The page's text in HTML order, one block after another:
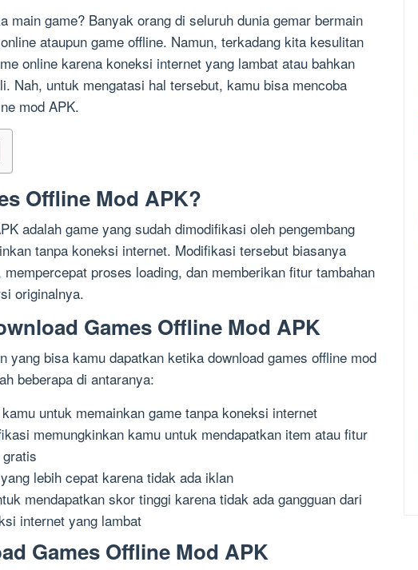
main game? Banyak orang di seluruh dunia gemar bermain
ataupun game offline. Namun, terkadang kita kesulitan
online karena koneksi internet yang lambat atau bahkan
Nah, untuk mengatasi hal tersebut, kamu bisa mencoba
mod APK.
Offline Mod APK?
adalah game yang sudah dimodifikasi oleh pengembang
tanpa koneksi internet. Modifikasi tersebut biasanya
proses loading, dan memberikan fitur tambahan
originalnya.
Games Offline Mod APK
yang bisa kamu dapatkan ketika download games offline mod
beberapa di antaranya:
untuk memainkan game tanpa koneksi internet
memungkinkan kamu untuk mendapatkan item atau fitur
lebih cepat karena tidak ada iklan
mendapatkan skor tinggi karena tidak ada gangguan dari
internet yang lambat
Games Offline Mod APK